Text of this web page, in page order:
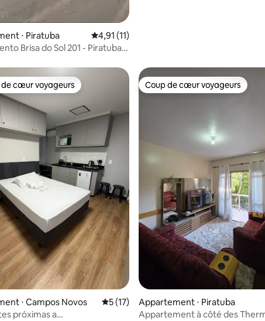
sur la base de 35 commentaires : 5 sur 5
⋅ Piratuba Évaluation moyenne sur la base de 11
4,91 (11)
Brisa do Sol 201 - Piratuba
la base de 48 commentaires : 4,92 sur 5
cœur voyageurs les plus appréciés
de cœur voyageurs
⋅ Campos Novos Évaluation moyenne sur la base de 17
5 (17)
próximas a
Coup de cœur voyageurs
Coup de cœur voyageurs
Appartement ⋅ Piratuba
Appartement à côté des